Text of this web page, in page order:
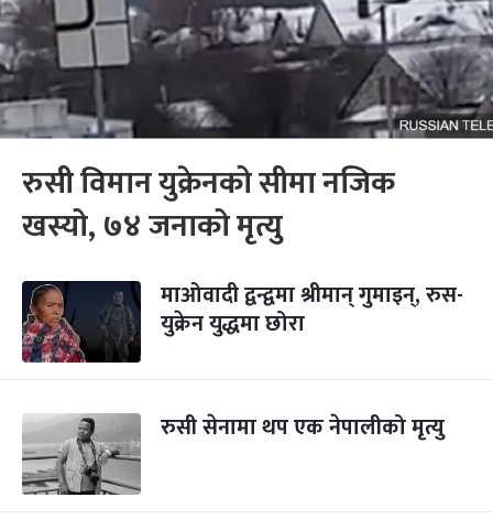
रुसी विमान युक्रेनको सीमा नजिक
खस्यो, ७४ जनाको मृत्यु
माओवादी द्वन्द्वमा श्रीमान् गुमाइन्, रुस-
युक्रेन युद्धमा छोरा
रुसी सेनामा थप एक नेपालीको मृत्यु